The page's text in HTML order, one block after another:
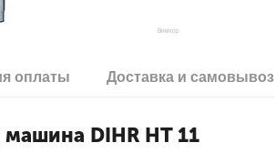
оплаты Доставка и самовывоз
DIHR HT 11